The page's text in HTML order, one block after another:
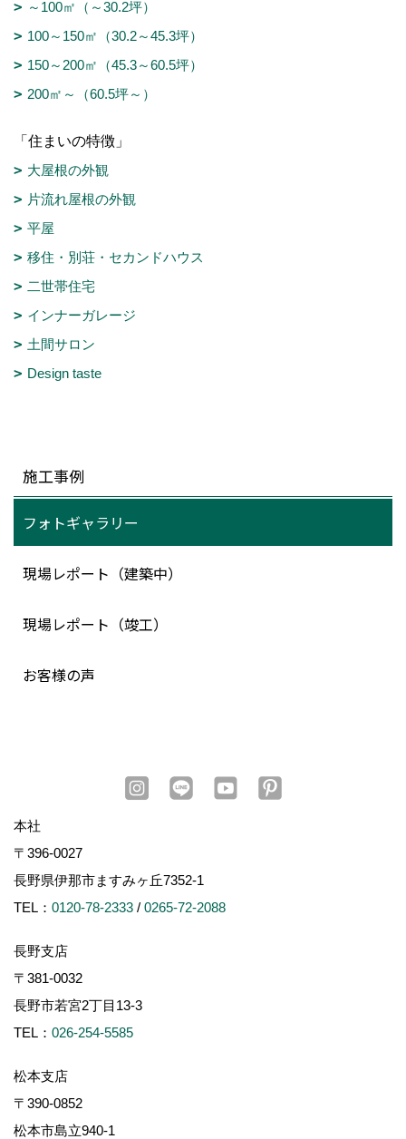
～100㎡（～30.2坪）
100～150㎡（30.2～45.3坪）
150～200㎡（45.3～60.5坪）
200㎡～（60.5坪～）
「住まいの特徴」
大屋根の外観
片流れ屋根の外観
平屋
移住・別荘・セカンドハウス
二世帯住宅
インナーガレージ
土間サロン
Design taste
施工事例
フォトギャラリー
現場レポート（建築中）
現場レポート（竣工）
お客様の声
本社
〒396-0027
長野県伊那市ますみヶ丘7352-1
TEL： 0120-78-2333 / 0265-72-2088
長野支店
〒381-0032
長野市若宮2丁目13-3
TEL： 026-254-5585
松本支店
〒390-0852
松本市島立940-1